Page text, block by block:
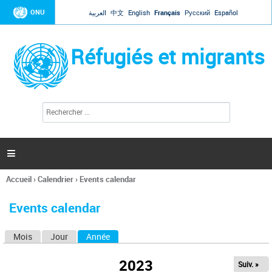
Jump to navigation
ONU العربية 中文 English Français Русский Español
Réfugiés et migrants
l
c
h
e

Vous
ici
Accueil›Calendrier› Events calendar
Events calendar
Mois Jour Année
2023 Suiv. »